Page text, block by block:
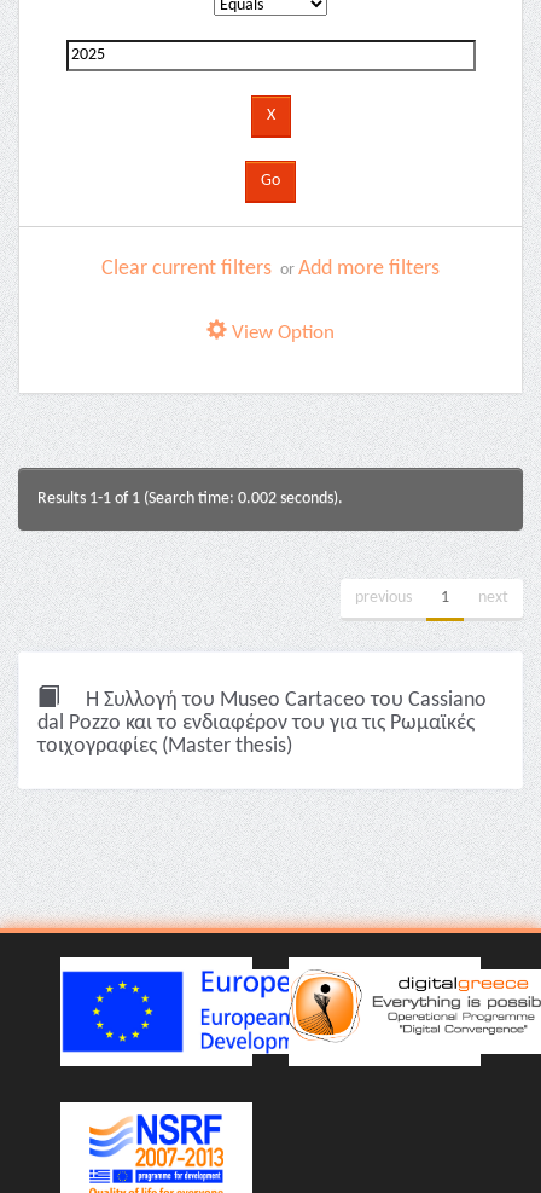
Clear current filters or Add more filters
View Option
Results 1-1 of 1 (Search time: 0.002 seconds).
previous 1 next
Η Συλλογή του Museo Cartaceo του Cassiano
dal Pozzo και το ενδιαφέρον του για τις Ρωμαϊκές
τοιχογραφίες (Master thesis)